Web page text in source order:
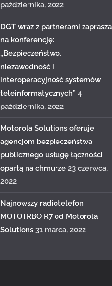
października, 2022
DGT wraz z partnerami zaprasza
na konferencję:
„Bezpieczeństwo,
niezawodność i
interoperacyjność systemów
teleinformatycznych” 4
października, 2022
Motorola Solutions oferuje
agencjom bezpieczeństwa
publicznego usługę łączności
opartą na chmurze 23 czerwca,
2022
Najnowszy radiotelefon
MOTOTRBO R7 od Motorola
Solutions 31 marca, 2022